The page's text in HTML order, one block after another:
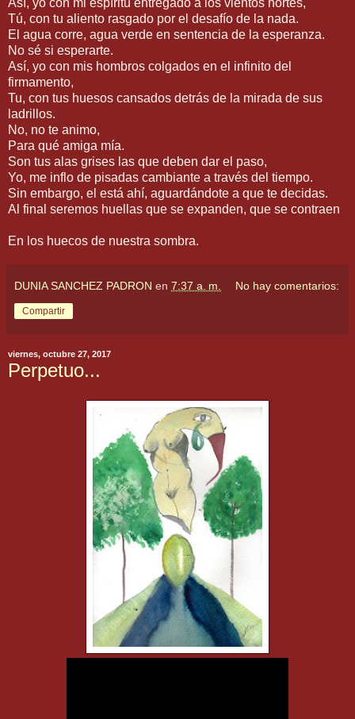
Tú, con tu aliento rasgado por el desafío de la nada.
El agua corre, agua verde en sentencia de la esperanza.
No sé si esperarte.
Así, yo con mis hombros colgados en el infinito del
firmamento,
Tu, con tus huesos cansados detrás de la mirada de sus
ladrillos.
No, no te animo,
Para qué amiga mía.
Son tus alas grises las que deben dar el paso,
Yo, me inflo de pisadas cambiante a través del tiempo.
Sin embargo, el está ahí, aguardándote a que te decidas.
Al final seremos huellas que se expanden, que se contraen
En los huecos de nuestra sombra.
DUNIA SANCHEZ PADRON en 7:37 a. m. No hay comentarios:
Compartir
viernes, octubre 27, 2017
Perpetuo...